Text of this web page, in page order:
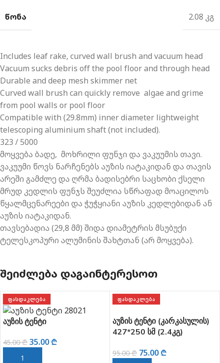
ᲬᲝᲜᲐ 2.08 კგ
Includes leaf rake, curved wall brush and vacuum head
Vacuum sucks debris off the pool floor and through head
Durable and deep mesh skimmer net
Curved wall brush can quickly remove algae and grime
from pool walls or pool floor
Compatible with (29.8mm) inner diameter lightweight
telescoping aluminium shaft (not included).
323 / 5000
მოყვება ბადე, მოხრილი ფუნჯი და ვაკუუმის თავი.
ვაკუუმი წოვს ნარჩენებს აუზის იატაკიდან და თავის
არეში გამძლე და ღრმა ბადისებრი საცხობი ქსელი
მრუდ კედლის ფუნჯს შეუძლია სწრაფად მოაცილოს
წყალმცენარეები და ჭუჭყიანი აუზის კედლებიდან ან
აუზის იატაკიდან.
თავსებადია (29,8 მმ) შიდა დიამეტრის მსუბუქი
ტელესკოპური ალუმინის შახტთან (არ მოყვება).
ᲨᲔᲘᲫᲚᲔᲑᲐ ᲓᲐᲒᲐᲘᲜᲢᲔᲠᲔᲡᲝᲗ
ᲤᲐᲡᲓᲐᲙᲚᲔᲑᲐ
აუზის ტენტი
45.00₾ 35.00 ₾
ᲙᲐᲚᲐᲗᲐᲨᲘ ᲓᲐᲛᲐᲢᲔᲑᲐ
ᲤᲐᲡᲓᲐᲙᲚᲔᲑᲐ
აუზის ტენტი (კარკასულის)
427*250 სმ (2.4კგ)
95.00₾ 75.00 ₾